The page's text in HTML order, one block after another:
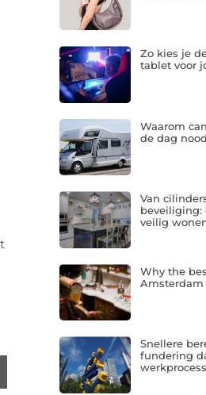
Zo kies je
tablet voor
Waarom
de dag
Van
beveiliging:
veilig
Why the
Snellere
fundering